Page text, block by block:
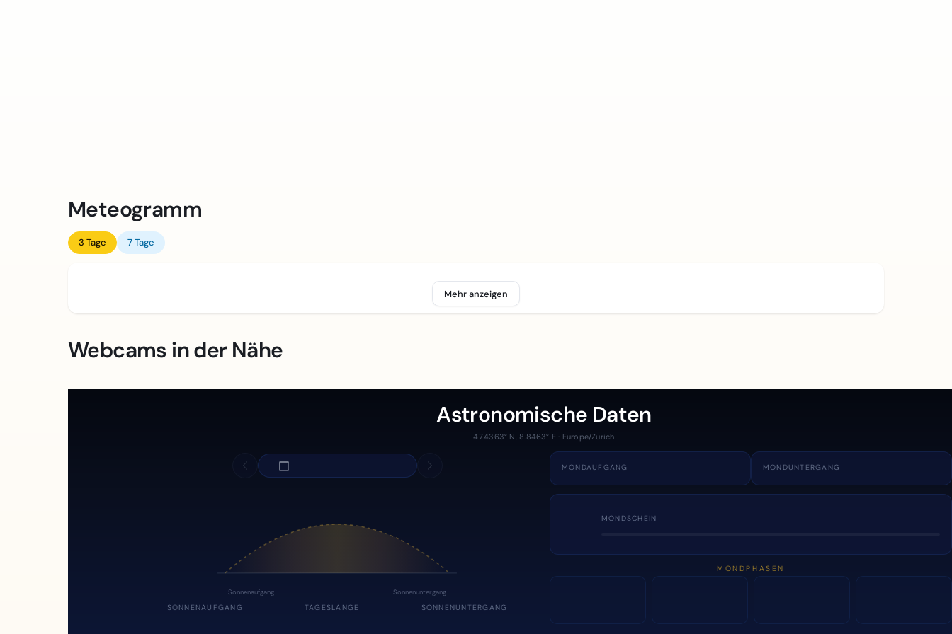
Meteogramm
3 Tage 7 Tage
Mehr anzeigen
Webcams in der Nähe
Astronomische Daten
47.4363° N, 8.8463° E · Europe/Zurich
Sonnenaufgang Sonnenuntergang
SONNENAUFGANG TAGESLÄNGE SONNENUNTERGANG
MONDAUFGANG MONDUNTERGANG
MONDSCHEIN
MONDPHASEN